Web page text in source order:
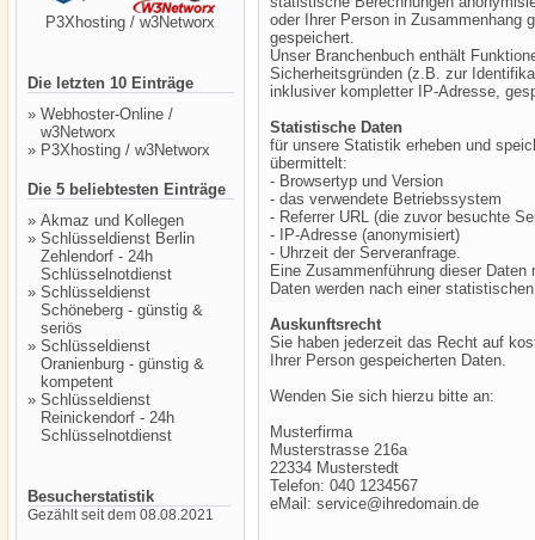
P3Xhosting / w3Networx
Die letzten 10 Einträge
» Webhoster-Online /
w3Networx
» P3Xhosting / w3Networx
Die 5 beliebtesten Einträge
» Akmaz und Kollegen
» Schlüsseldienst Berlin
Zehlendorf - 24h
Schlüsselnotdienst
» Schlüsseldienst
Schöneberg - günstig &
seriös
» Schlüsseldienst
Oranienburg - günstig &
kompetent
» Schlüsseldienst
Reinickendorf - 24h
Schlüsselnotdienst
Besucherstatistik
Gezählt seit dem 08.08.2021
oder Ihrer Person in Zusammenhang
gespeichert.
Unser Branchenbuch enthält
Sicherheitsgründen (z.B. zur
inklusiver kompletter IP-Adresse,
Statistische Daten
für unsere Statistik erheben und
übermittelt:
- Browsertyp und Version
- das verwendete Betriebssystem
- Referrer URL (die zuvor besuchte
- IP-Adresse (anonymisiert)
- Uhrzeit der Serveranfrage.
Eine Zusammenführung dieser
Daten werden nach einer
Auskunftsrecht
Sie haben jederzeit das Recht auf
Ihrer Person gespeicherten Daten.
Wenden Sie sich hierzu bitte an:
Musterfirma
Musterstrasse 216a
22334 Musterstedt
Telefon: 040 1234567
eMail: service@ihredomain.de